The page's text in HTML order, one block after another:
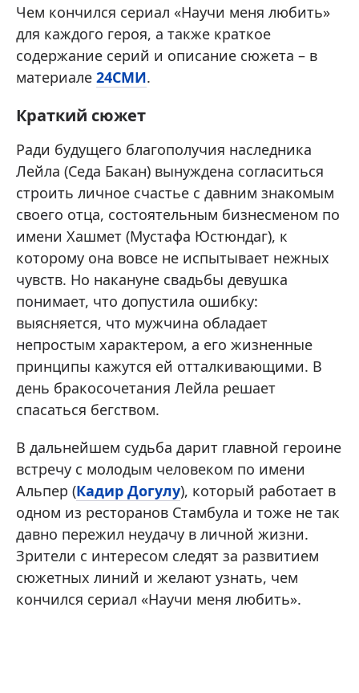
Чем кончился сериал «Научи меня любить»
для каждого героя, а также краткое
содержание серий и описание сюжета – в
материале 24СМИ.
Краткий сюжет
Ради будущего благополучия наследника
Лейла (Седа Бакан) вынуждена согласиться
строить личное счастье с давним знакомым
своего отца, состоятельным бизнесменом по
имени Хашмет (Мустафа Юстюндаг), к
которому она вовсе не испытывает нежных
чувств. Но накануне свадьбы девушка
понимает, что допустила ошибку:
выясняется, что мужчина обладает
непростым характером, а его жизненные
принципы кажутся ей отталкивающими. В
день бракосочетания Лейла решает
спасаться бегством.
В дальнейшем судьба дарит главной героине
встречу с молодым человеком по имени
Альпер (Кадир Догулу), который работает в
одном из ресторанов Стамбула и тоже не так
давно пережил неудачу в личной жизни.
Зрители с интересом следят за развитием
сюжетных линий и желают узнать, чем
кончился сериал «Научи меня любить».